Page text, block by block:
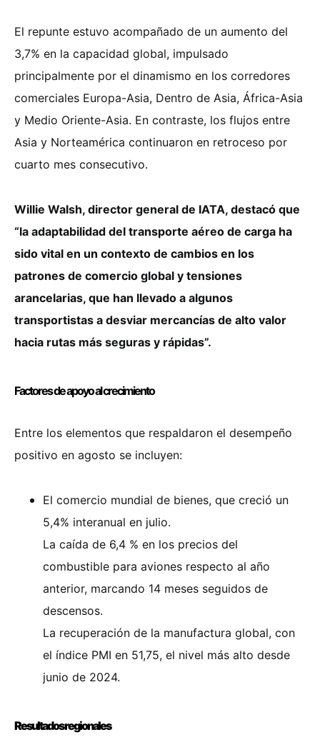
El repunte estuvo acompañado de un aumento del
3,7% en la capacidad global, impulsado
principalmente por el dinamismo en los corredores
comerciales Europa-Asia, Dentro de Asia, África-Asia
y Medio Oriente-Asia. En contraste, los flujos entre
Asia y Norteamérica continuaron en retroceso por
cuarto mes consecutivo.
Willie Walsh, director general de IATA, destacó que
“la adaptabilidad del transporte aéreo de carga ha
sido vital en un contexto de cambios en los
patrones de comercio global y tensiones
arancelarias, que han llevado a algunos
transportistas a desviar mercancías de alto valor
hacia rutas más seguras y rápidas”.
Factores de apoyo al crecimiento
Entre los elementos que respaldaron el desempeño
positivo en agosto se incluyen:
El comercio mundial de bienes, que creció un
5,4% interanual en julio.
La caída de 6,4 % en los precios del
combustible para aviones respecto al año
anterior, marcando 14 meses seguidos de
descensos.
La recuperación de la manufactura global, con
el índice PMI en 51,75, el nivel más alto desde
junio de 2024.
Resultados regionales